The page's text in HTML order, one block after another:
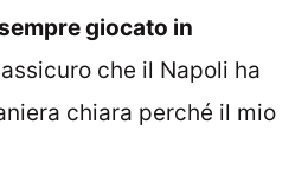
giocato in
che il Napoli ha
chiara perché il mio